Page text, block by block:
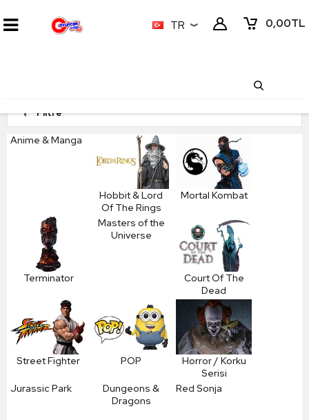
0,00TL
TR
Filtre
Anime & Manga
Hobbit & Lord
Of The Rings
Mortal Kombat
Terminator
Masters of the
Universe
Court Of The
Dead
Street Fighter POP
Horror / Korku
Serisi
Jurassic Park
Dungeons &
Dragons
Red Sonja